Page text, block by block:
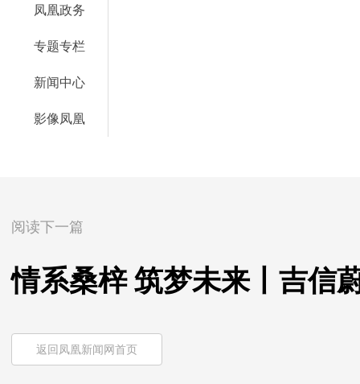
凤凰政务
专题专栏
新闻中心
影像凤凰
阅读下一篇
情系桑梓 筑梦未来丨吉信
返回凤凰新闻网首页